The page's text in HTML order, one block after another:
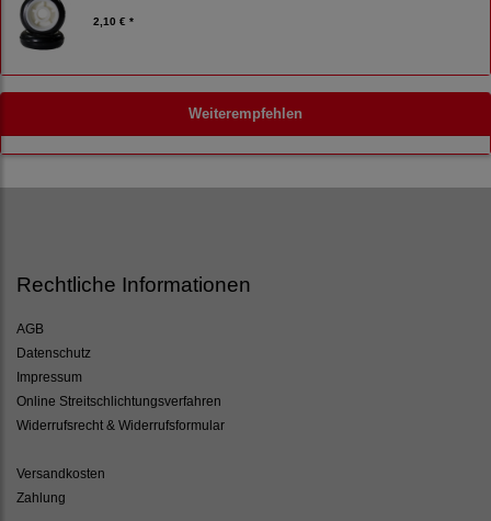
2,10 € *
Weiterempfehlen
Rechtliche Informationen
AGB
Datenschutz
Impressum
Online Streitschlichtungsverfahren
Widerrufsrecht & Widerrufsformular
Versandkosten
Zahlung